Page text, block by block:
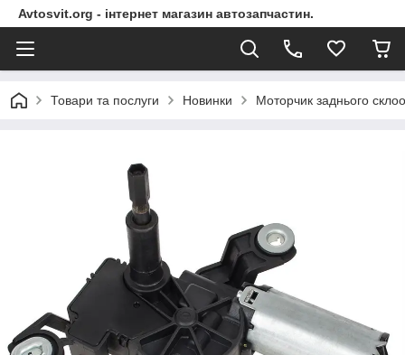
Avtosvit.org - інтернет магазин автозапчастин.
Товари та послуги Новинки Моторчик заднього